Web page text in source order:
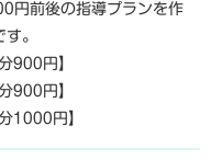
円前後の指導プランを作
。
900円】
900円】
1000円】